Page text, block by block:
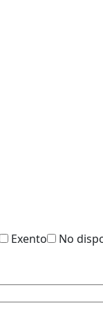
Exento
No